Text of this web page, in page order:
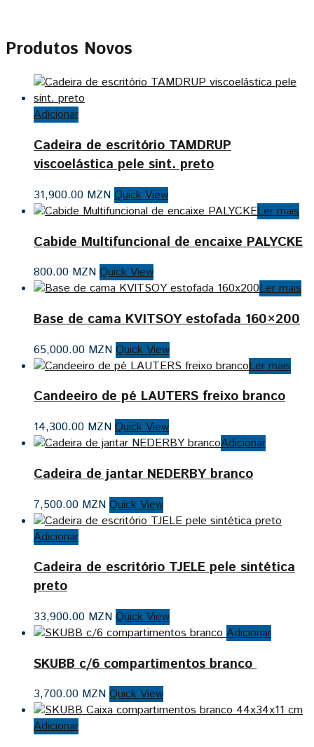
Produtos Novos
Adicionar
Cadeira de escritório TAMDRUP
viscoelástica pele sint. preto
31,900.00 MZN Quick View
Ler mais
Cabide Multifuncional de encaixe PALYCKE
800.00 MZN Quick View
Ler mais
Base de cama KVITSOY estofada 160×200
65,000.00 MZN Quick View
Ler mais
Candeeiro de pé LAUTERS freixo branco
14,300.00 MZN Quick View
Adicionar
Cadeira de jantar NEDERBY branco
7,500.00 MZN Quick View
Adicionar
Cadeira de escritório TJELE pele sintética
preto
33,900.00 MZN Quick View
Adicionar
SKUBB c/6 compartimentos branco
3,700.00 MZN Quick View
Adicionar